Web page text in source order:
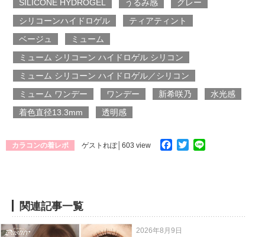
SILICONE HYDROGEL
うるみ感
グレー
シリコーンハイドロゲル
ティアティント
ベージュ
ミューム
ミューム シリコーン ハイドロゲル シリコン
ミューム シリコーン ハイドロゲル／シリコン
ミューム ワンデー
ワンデー 新希咲乃
水光感
着色直径13.3mm
透明感
カラコンの着レポ ゲストれぽ│603 view Facebook
Twitter
関連記事一覧
2026年8月9日